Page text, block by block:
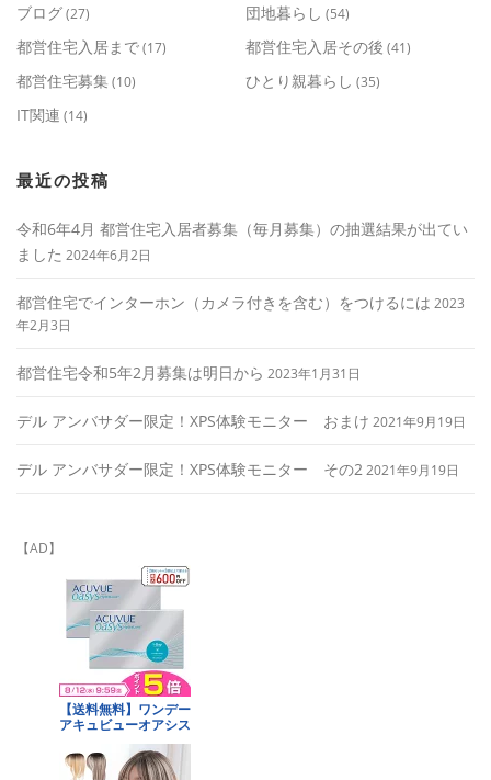
ブログ(27) 団地暮らし (54)
都営住宅入居まで(17) 都営住宅入居その後 (41)
都営住宅募集(10) ひとり親暮らし (35)
IT関連 (14)
最近の投稿
令和6年4月 都営住宅入居者募集（毎月募集）の抽選結果が出てい
ました 2024年6月2日
都営住宅でインターホン（カメラ付きを含む）をつけるには 2023
年2月3日
都営住宅令和5年2月募集は明日から 2023年1月31日
デル アンバサダー限定！XPS体験モニター おまけ 2021年9月19日
デル アンバサダー限定！XPS体験モニター その2 2021年9月19日
【AD】